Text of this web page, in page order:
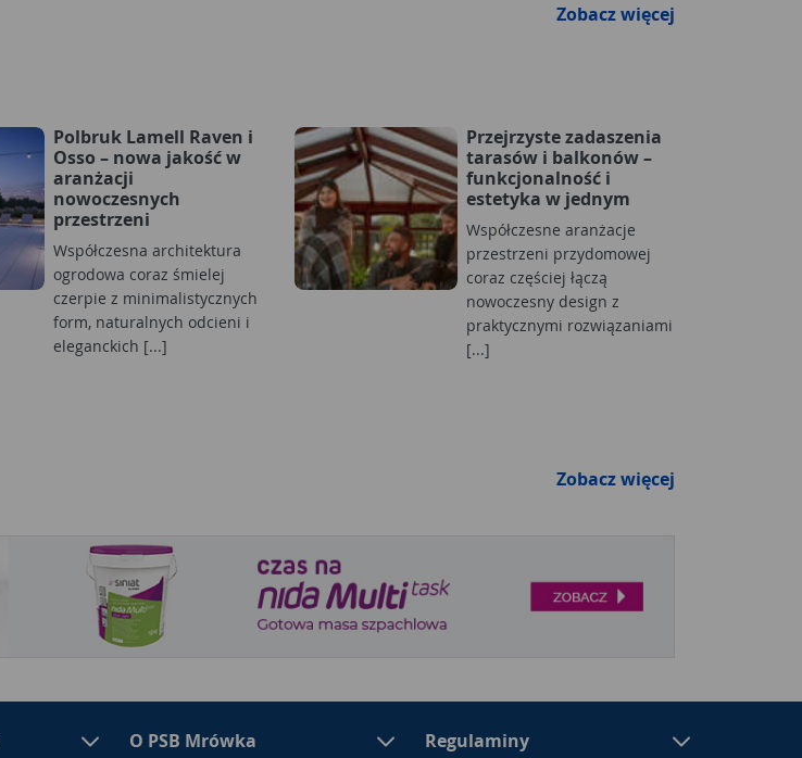
Zobacz więcej
Polbruk Lamell Raven i
Osso – nowa jakość w
aranżacji
nowoczesnych
przestrzeni
Współczesna architektura
ogrodowa coraz śmielej
czerpie z minimalistycznych
form, naturalnych odcieni i
eleganckich [...]
Przejrzyste zadaszenia
tarasów i balkonów –
funkcjonalność i
estetyka w jednym
Współczesne aranżacje
przestrzeni przydomowej
coraz częściej łączą
nowoczesny design z
praktycznymi rozwiązaniami
[...]
Zobacz więcej
O PSB Mrówka Regulaminy